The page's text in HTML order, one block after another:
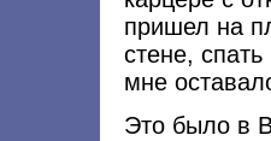
пришел на
стене,
мне
Это было в